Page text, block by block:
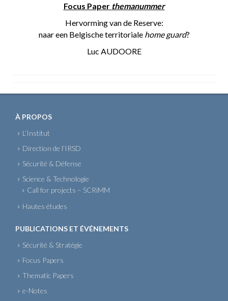
Focus Paper themanummer
Hervorming van de Reserve:
naar een Belgische territoriale home guard?
Luc AUDOORE
À PROPOS
L’Institut
Direction de l’IRSD
Sécurité & Défense
Science & Technologie
Call for projects – SCRiMM
Hautes études
PUBLICATIONS ET ÉVÉNEMENTS
Sécurité & Stratégie
Focus Papers
Thematic Papers
e-Notes